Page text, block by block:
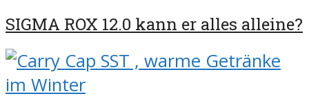
SIGMA ROX 12.0 kann er alles alleine?